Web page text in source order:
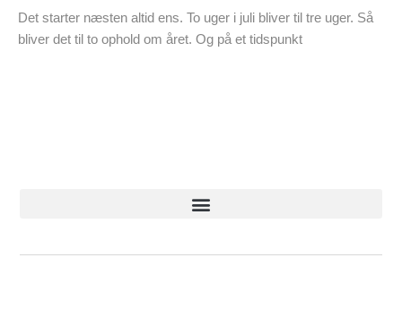
Det starter næsten altid ens. To uger i juli bliver til tre uger. Så
bliver det til to ophold om året. Og på et tidspunkt